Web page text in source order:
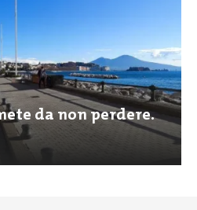
da non perdere.